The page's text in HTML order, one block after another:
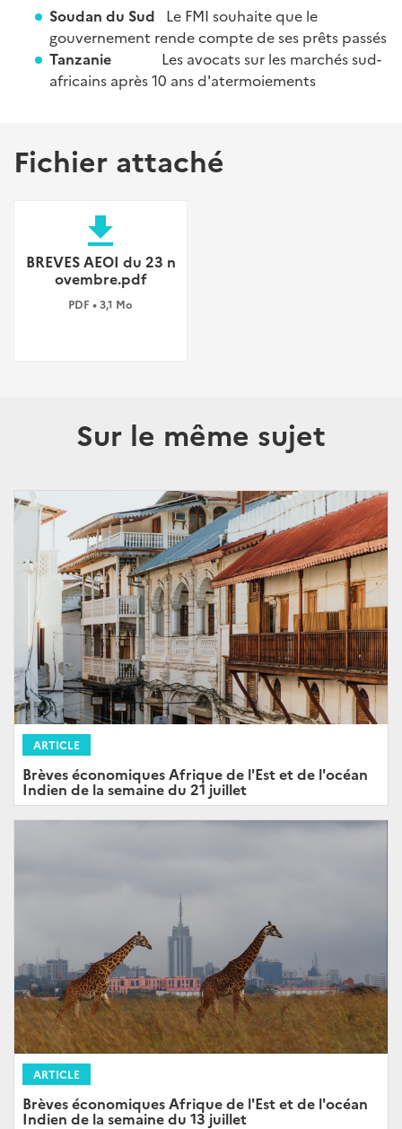
Soudan du Sud Le FMI souhaite que le
gouvernement rende compte de ses prêts passés
Tanzanie
Les avocats sur les marchés sud-
africains après 10 ans d'atermoiements
Fichier attaché
file_download
BREVES AEOI du 23 n
ovembre.pdf
PDF • 3,1 Mo
Sur le même sujet
ARTICLE
Brèves économiques Afrique de l'Est et de l'océan
Indien de la semaine du 21 juillet
ARTICLE
Brèves économiques Afrique de l'Est et de l'océan
Indien de la semaine du 13 juillet